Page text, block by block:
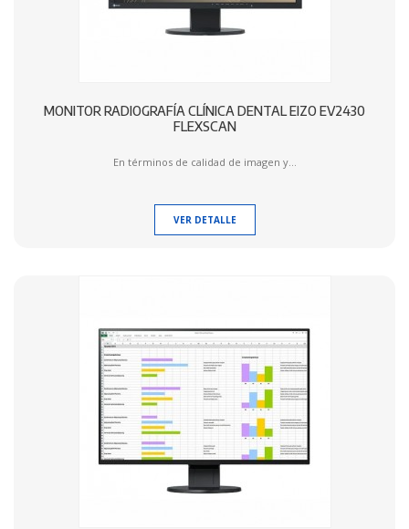
MONITOR RADIOGRAFÍA CLÍNICA DENTAL EIZO EV2430
FLEXSCAN
En términos de calidad de imagen y...
VER DETALLE